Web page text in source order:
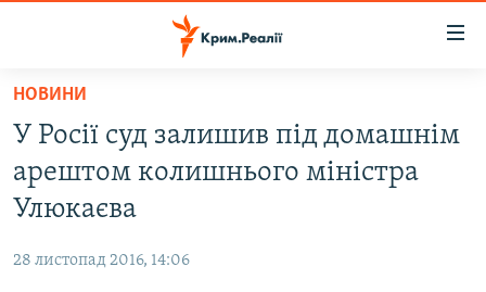
Перейти
основного
матеріалу
Перейти
до
основної
ВОДА.КРИМ
ВІДЕО ТА ФОТО
БЛОГИ
НОВИНИ
У Росії суд залишив під домашнім
арештом колишнього міністра
Улюкаєва
28 листопад 2016, 14:06